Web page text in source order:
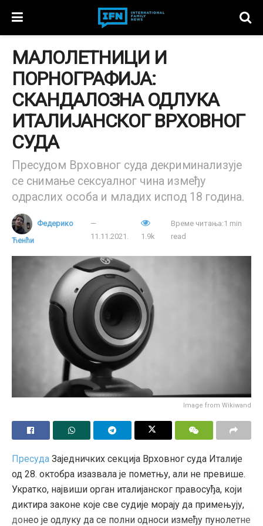
МАЛОЛЕТНИЦИ И
ПОРНОГРАФИЈА:
СКАНДАЛОЗНА ОДЛУКА
ИТАЛИЈАНСКОГ ВРХОВНОГ
СУДА
Пресудом Врховног суда декриминализује
се снимање сексуалног чина између
одраслих особа и младих испод 18 година.
Федерико
Ћенћи
11.11.2021. 1.9k
Време читања:1 min
read
Image from Wikiwand
Пресуда Заједничких секција Врховног суда Италије
од 28. октобра изазвала је пометњу, али не превише.
Укратко, највиши орган италијанског правосуђа, који
диктира законе које све судије морају да примењују,
донео је одлуку да се полни односи између пунолетне